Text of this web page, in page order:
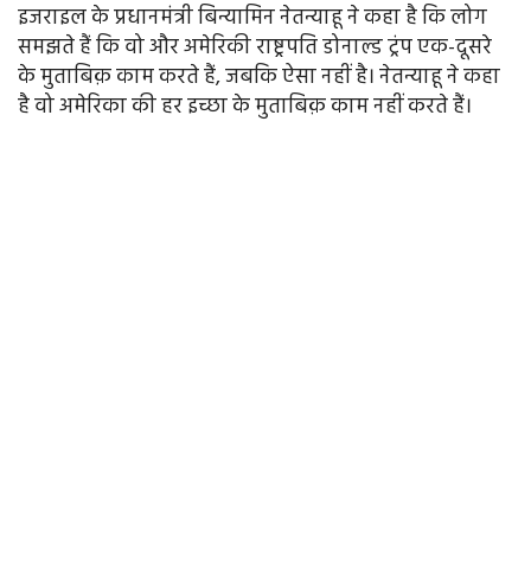
इजराइल के प्रधानमंत्री बिन्यामिन नेतन्याहू ने कहा है कि लोग
समझते हैं कि वो और अमेरिकी राष्ट्रपति डोनाल्ड ट्रंप एक-दूसरे
के मुताबिक़ काम करते हैं, जबकि ऐसा नहीं है। नेतन्याहू ने कहा
है वो अमेरिका की हर इच्छा के मुताबिक़ काम नहीं करते हैं।